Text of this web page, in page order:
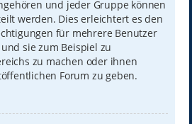
und jeder Gruppe können
werden. Dies erleichtert es den
für mehrere Benutzer
sie zum Beispiel zu
zu machen oder ihnen
Forum zu geben.